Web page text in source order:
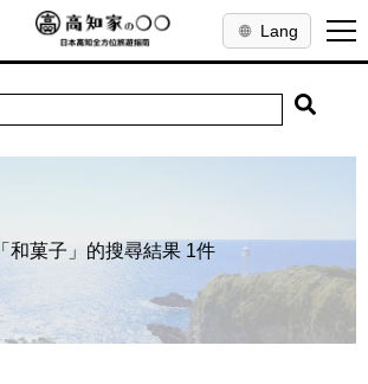
Lang
「和菓子」的搜尋結果 1件